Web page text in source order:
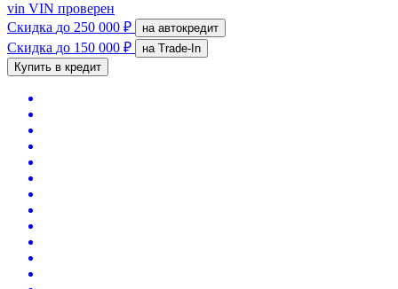
vin VIN проверен
Скидка до 250 000 ₽ на автокредит
Скидка до 150 000 ₽
на Trade-In
Купить в кредит